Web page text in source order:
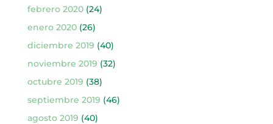
febrero 2020(24)
enero 2020(26)
diciembre 2019 (40)
noviembre 2019 (32)
octubre 2019 (38)
septiembre 2019 (46)
agosto 2019 (40)